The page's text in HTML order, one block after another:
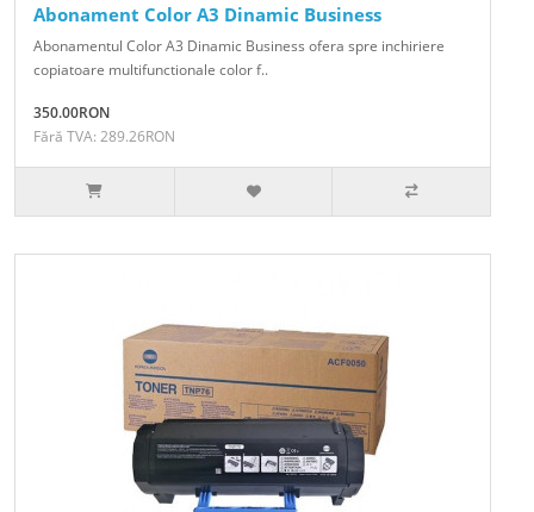
Abonament Color A3 Dinamic Business
Abonamentul Color A3 Dinamic Business ofera spre inchiriere
copiatoare multifunctionale color f..
350.00RON
Fără TVA: 289.26RON